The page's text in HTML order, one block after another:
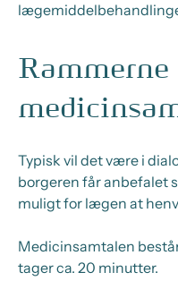
Rammerne
Typisk vil det være i
borgeren får anbefalet
muligt for lægen at
Medicinsamtalen
tager ca. 20 minutter.